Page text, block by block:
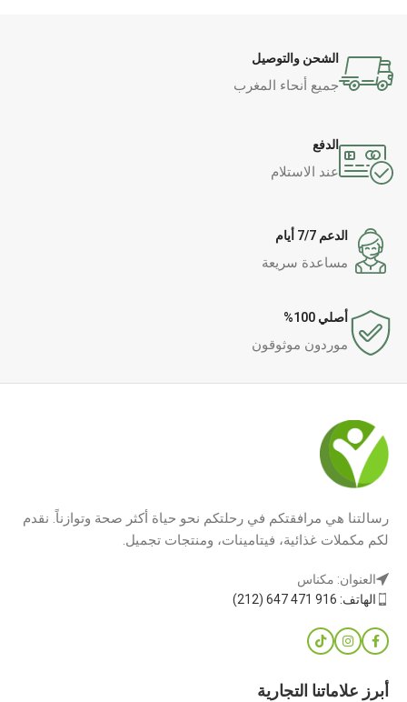
الشحن والتوصيل
جميع أنحاء المغرب
الدفع
عند الاستلام
الدعم 7/7 أيام
مساعدة سريعة
أصلي 100%
موردون موثوقون
رسالتنا هي مرافقتكم في رحلتكم نحو حياة أكثر صحة وتوازناً. نقدم
لكم مكملات غذائية، فيتامينات، ومنتجات تجميل.
العنوان: مكناس
الهاتف: 916 471 647 (212)
أبرز علاماتنا التجارية